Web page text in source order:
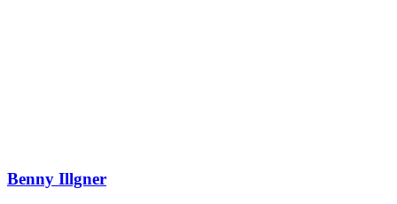
Benny Illgner